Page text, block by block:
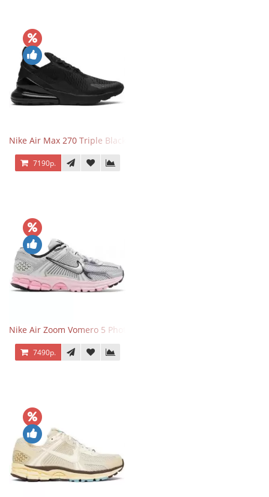
Nike Air Max 270 Triple Black
7190р.
Nike Air Zoom Vomero 5 Photon Dust Pink Foam
7490р.